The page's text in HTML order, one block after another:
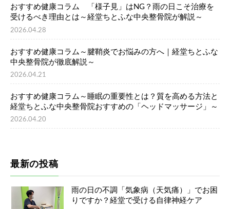
おすすめ健康コラム 「様子見」はNG？雨の日こそ治療を
受けるべき理由とは～経堂ちとふな中央整骨院が解説～
2026.04.28
おすすめ健康コラム～腱鞘炎でお悩みの方へ｜経堂ちとふな
中央整骨院が徹底解説～
2026.04.21
おすすめ健康コラム～睡眠の重要性とは？質を高める方法と
経堂ちとふな中央整骨院おすすめの「ヘッドマッサージ」～
2026.04.20
最新の投稿
雨の日の不調「気象病（天気痛）」でお困
りですか？経堂で受ける自律神経ケア